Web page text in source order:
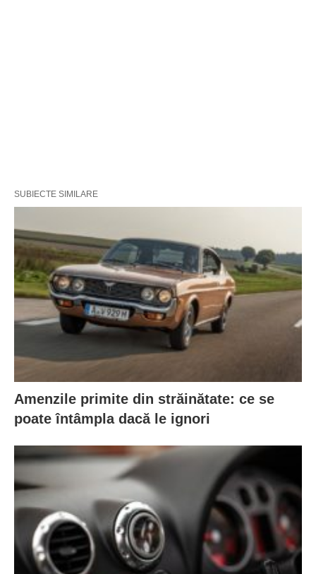
SUBIECTE SIMILARE
Amenzile primite din străinătate: ce se
poate întâmpla dacă le ignori